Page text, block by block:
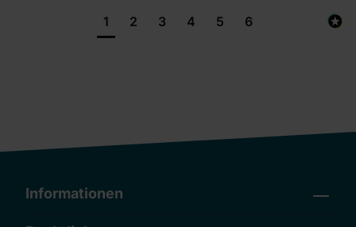
1 2 3 4 5 6
Informationen